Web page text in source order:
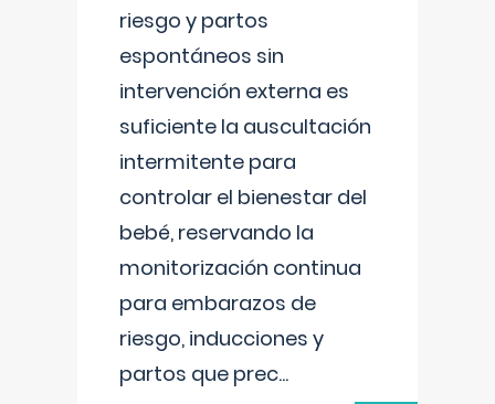
riesgo y partos
espontáneos sin
intervención externa es
suficiente la auscultación
intermitente para
controlar el bienestar del
bebé, reservando la
monitorización continua
para embarazos de
riesgo, inducciones y
partos que prec...